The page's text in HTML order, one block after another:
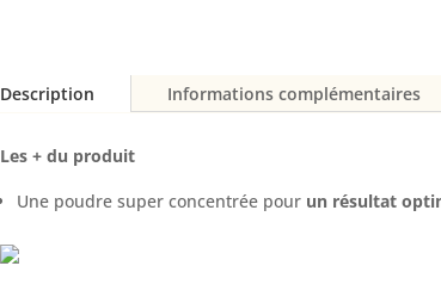
Description Informations complémentaires
Les + du produit
Une poudre super concentrée pour un résultat